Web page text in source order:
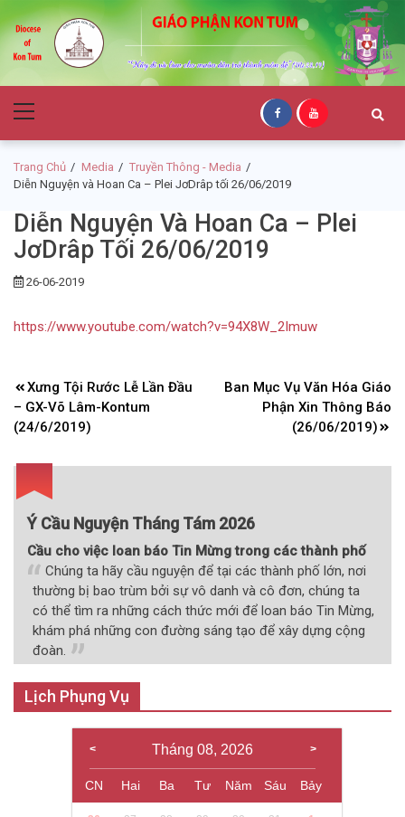
to
navigation
to
content
Giáo Phận Kon
Tum
Menu
Trang Chủ Media
Truyền Thông - Media
Diễn Nguyện và Hoan Ca – Plei JơDrâp tối 26/06/2019
Diễn Nguyện Và Hoan Ca – Plei
JơDrâp Tối 26/06/2019
26-06-2019
https://www.youtube.com/watch?v=94X8W_2Imuw
Điều
hướng
bài
Xưng Tội Rước Lễ Lần Đầu
– GX-Võ Lâm-Kontum
(24/6/2019)
Ban Mục Vụ Văn Hóa Giáo
Phận Xin Thông Báo
(26/06/2019)
Ý Cầu Nguyện Tháng Tám 2026
Cầu cho việc loan báo Tin Mừng trong các thành phố
Chúng ta hãy cầu nguyện để tại các thành phố lớn, nơi
thường bị bao trùm bởi sự vô danh và cô đơn, chúng ta
có thể tìm ra những cách thức mới để loan báo Tin Mừng,
khám phá những con đường sáng tạo để xây dựng cộng
đoàn.
Lịch Phụng Vụ
Tháng 08, 2026
CN Hai Ba Tư Năm Sáu Bảy